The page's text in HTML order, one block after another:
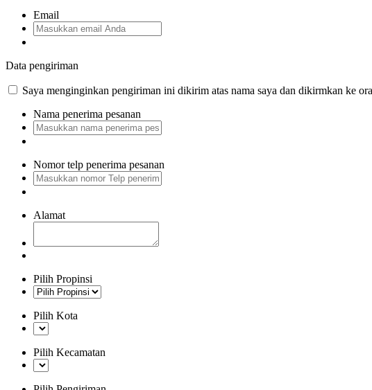
Email
Data pengiriman
Saya menginginkan pengiriman ini dikirim atas nama saya dan dikirmkan ke
Nama penerima pesanan
Nomor telp penerima pesanan
Alamat
Pilih Propinsi
Pilih Kota
Pilih Kecamatan